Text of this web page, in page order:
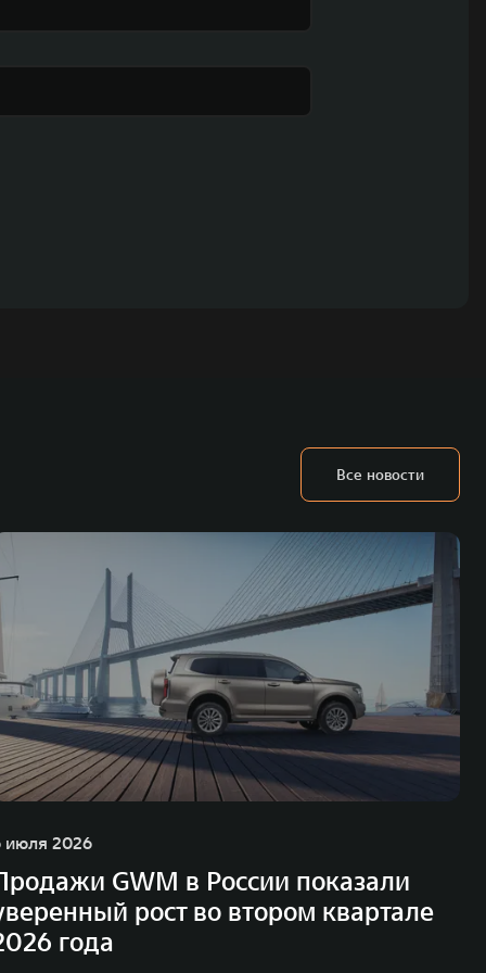
Все новости
июля 2026
GWM в России показали
рост во втором квартале
года